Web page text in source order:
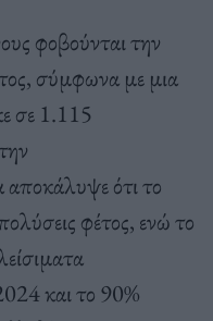
φοβούνται την
σύμφωνα με μια
σε 1.115
ότι το
φέτος, ενώ το
και το 90%